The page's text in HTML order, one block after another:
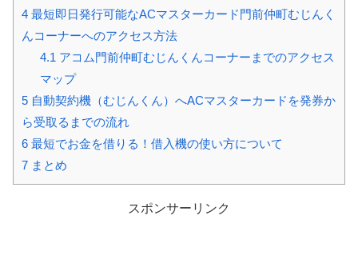
4 最短即日発行可能なACマスターカード門前仲町むじんく
んコーナーへのアクセス方法
4.1 アコム門前仲町むじんくんコーナーまでのアクセス
マップ
5 自動契約機（むじんくん）へACマスターカードを発券か
ら受取るまでの流れ
6 最短でお金を借りる！借入機の使い方について
7 まとめ
スポンサーリンク